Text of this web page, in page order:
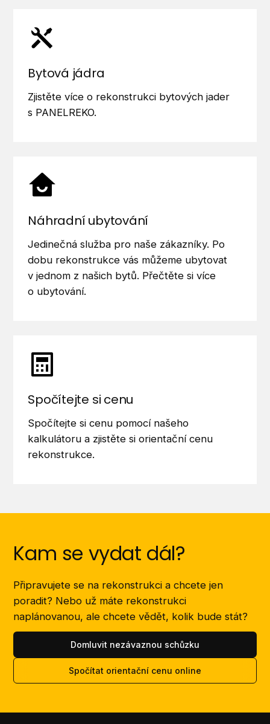
Bytová jádra
Zjistěte více o rekonstrukci bytových jader
s PANELREKO.
Náhradní ubytování
Jedinečná služba pro naše zákazníky. Po
dobu rekonstrukce vás můžeme ubytovat
v jednom z našich bytů. Přečtěte si více
o ubytování.
Spočítejte si cenu
Spočítejte si cenu pomocí našeho
kalkulátoru a zjistěte si orientační cenu
rekonstrukce.
Kam se vydat dál?
Připravujete se na rekonstrukci a chcete jen
poradit? Nebo už máte rekonstrukci
naplánovanou, ale chcete vědět, kolik bude stát?
Domluvit nezávaznou schůzku
Spočítat orientační cenu online